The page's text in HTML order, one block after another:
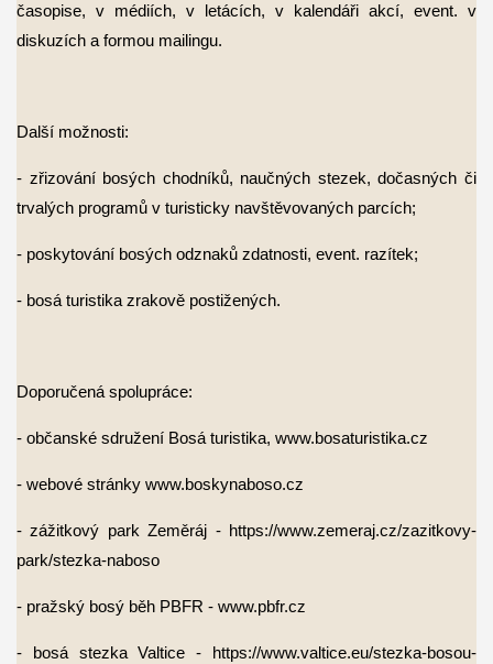
časopise, v médiích, v letácích, v kalendáři akcí, event. v
diskuzích a formou mailingu.
Další možnosti:
- zřizování bosých chodníků, naučných stezek, dočasných či
trvalých programů v turisticky navštěvovaných parcích;
- poskytování bosých odznaků zdatnosti, event. razítek;
- bosá turistika zrakově postižených.
Doporučená spolupráce:
- občanské sdružení Bosá turistika, www.bosaturistika.cz
- webové stránky www.boskynaboso.cz
- zážitkový park Zeměráj - https://www.zemeraj.cz/zazitkovy-
park/stezka-naboso
- pražský bosý běh PBFR - www.pbfr.cz
- bosá stezka Valtice - https://www.valtice.eu/stezka-bosou-